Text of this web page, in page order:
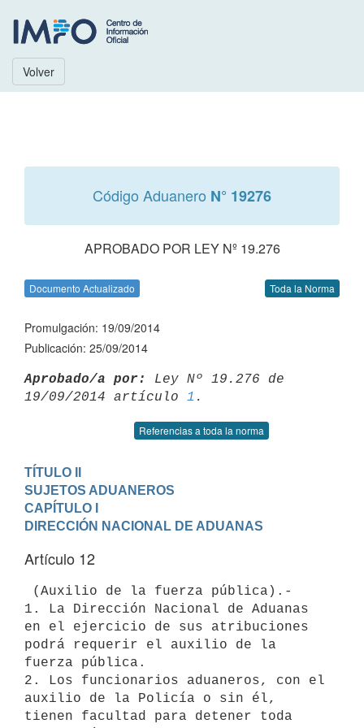
Volver
Código Aduanero N° 19276
APROBADO POR LEY Nº 19.276
Documento Actualizado Toda la Norma
Promulgación: 19/09/2014
Publicación: 25/09/2014
Aprobado/a por:
Ley Nº 19.276 de
19/09/2014 artículo 1
Referencias a toda la norma
TÍTULO II
SUJETOS ADUANEROS
CAPÍTULO I
DIRECCIÓN NACIONAL DE ADUANAS
Artículo 12
1. La Dirección Nacional de Aduanas
en el ejercicio de sus atribuciones
podrá requerir el auxilio de la
fuerza pública.
2. Los funcionarios aduaneros, con el
auxilio de la Policía o sin él,
tienen facultad para detener toda